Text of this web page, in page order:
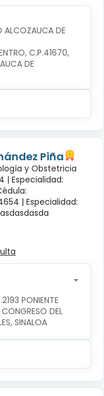
ALCOZAUCA DE
C.P.41670,
DE
Piña
y Obstetricia
| Especialidad:
| Especialidad:
PONIENTE
DEL
SINALOA